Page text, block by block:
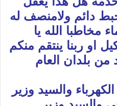
دائم ولامنصف له
مخاطبا الله يا
او ربنا ينتقم منكم
بلدان العام
والسيد وزير